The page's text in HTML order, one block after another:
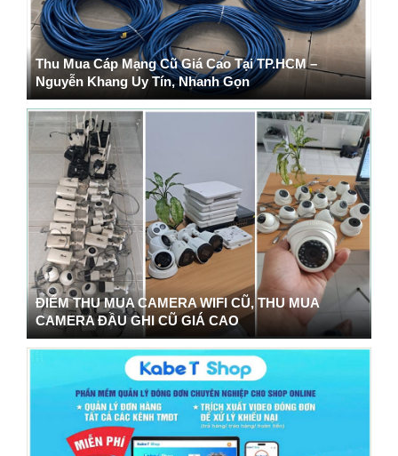
Thu Mua Cáp Mạng Cũ Giá Cao Tại TP.HCM –
Nguyễn Khang Uy Tín, Nhanh Gọn
ĐIỂM THU MUA CAMERA WIFI CŨ, THU MUA
CAMERA ĐẦU GHI CŨ GIÁ CAO